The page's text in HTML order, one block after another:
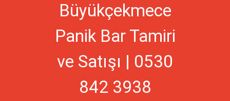
Büyükçekmece
Panik Bar Tamiri
ve Satışı | 0530
842 3938